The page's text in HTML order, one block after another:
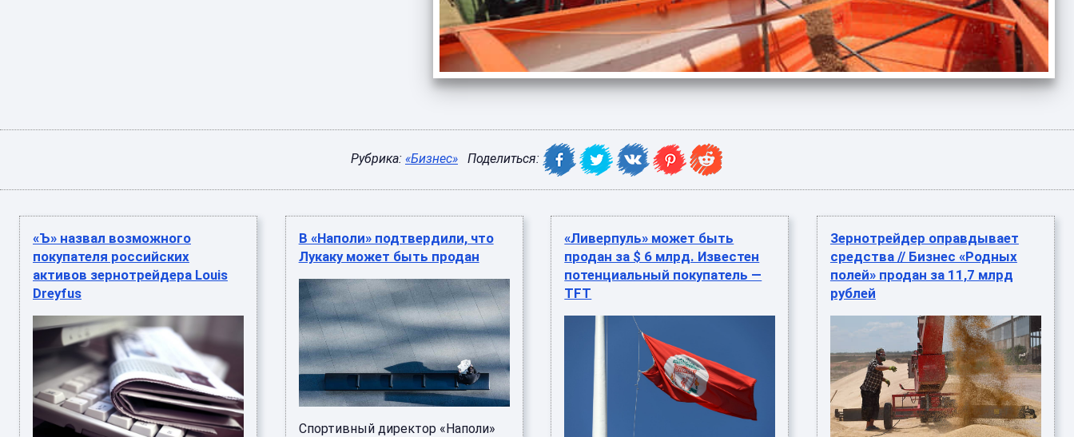
Рубрика: «Бизнес» Поделиться:
«Ъ» назвал возможного
покупателя российских
активов зернотрейдера Louis
Dreyfus
В «Наполи» подтвердили, что
Лукаку может быть продан
Спортивный директор «Наполи»
«Ливерпуль» может быть
продан за $ 6 млрд. Известен
потенциальный покупатель —
TFT
Зернотрейдер оправдывает
средства // Бизнес «Родных
полей» продан за 11,7 млрд
рублей